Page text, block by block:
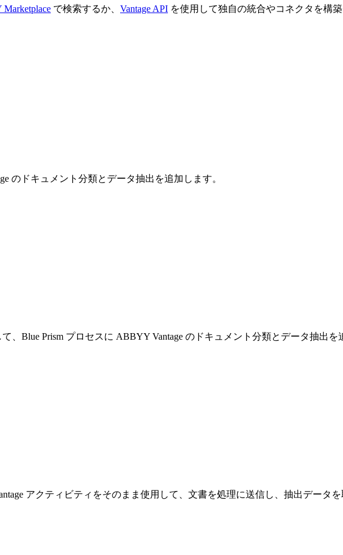
で検索するか、 Vantage API を使用して独自の統合やコネクタを構築
のドキュメント分類とデータ抽出を追加します。
て、Blue Prism プロセスに ABBYY Vantage のドキュメント分類とデータ抽出を
アクティビティをそのまま使用して、文書を処理に送信し、抽出データを